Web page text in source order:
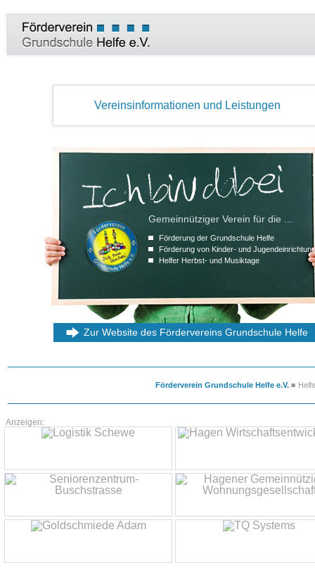
Vereinsinformationen und Leistungen
Gemeinnütziger Verein für die ...
Förderung der Grundschule Helfe
Förderung von Kinder- und
Helfer Herbst- und Musiktage
Zur Website des Fördervereins Grundschule Helfe
Förderverein Grundschule Helfe e.V.
Anzeigen: